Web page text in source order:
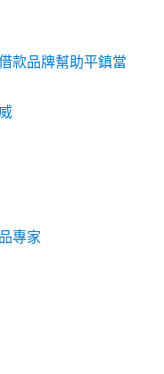
款品牌幫助平鎮當
專家